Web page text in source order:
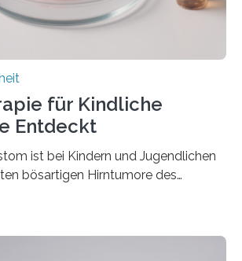
für Kindliche
Entdeckt
ist bei Kindern und Jugendlichen
bösartigen Hirntumore des
mit heutigen Methoden geheilt